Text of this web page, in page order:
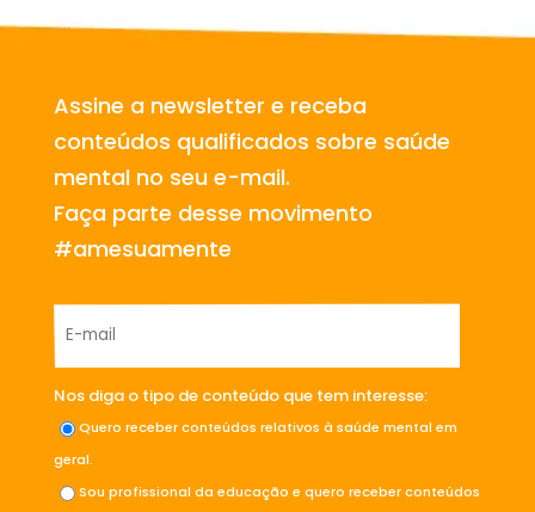
Assine a newsletter e receba
conteúdos qualificados sobre saúde
mental no seu e-mail.
Faça parte desse movimento
#amesuamente
Nos diga o tipo de conteúdo que tem interesse:
Quero receber conteúdos relativos à saúde mental em
geral.
Sou profissional da educação e quero receber conteúdos